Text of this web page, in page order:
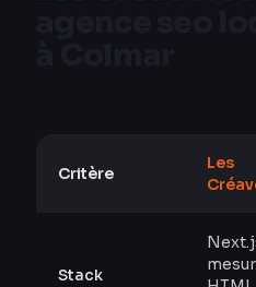
Critère
Les
Stack